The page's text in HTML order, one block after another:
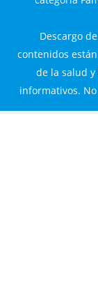
Descargo
contenidos
de la salud
informativos.